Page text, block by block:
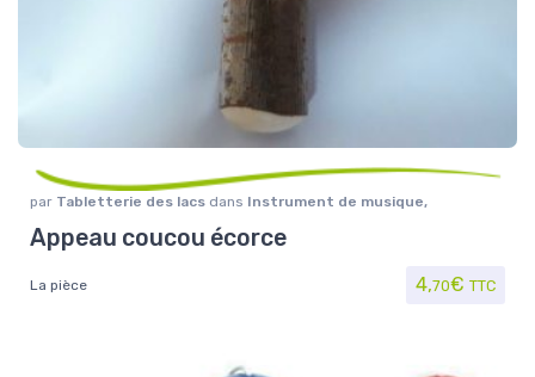
par Tabletterie des lacs dans Instrument de musique,
Appeau coucou écorce
La pièce 4,70€ TTC